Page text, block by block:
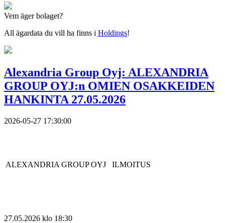
Vem äger bolaget?
All ägardata du vill ha finns i Holdings!
Alexandria Group Oyj: ALEXANDRIA
GROUP OYJ:n OMIEN OSAKKEIDEN
HANKINTA 27.05.2026
2026-05-27 17:30:00
ALEXANDRIA GROUP OYJ ILMOITUS
27.05.2026 klo 18:30